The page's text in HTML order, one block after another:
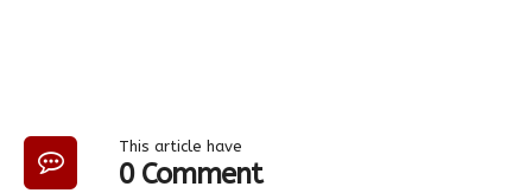
This article have
0 Comment